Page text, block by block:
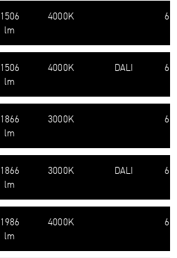
1506
lm
4000K
1506
lm
4000K DALI
1866
lm
3000K
1866
lm
3000K DALI
1986
lm
4000K